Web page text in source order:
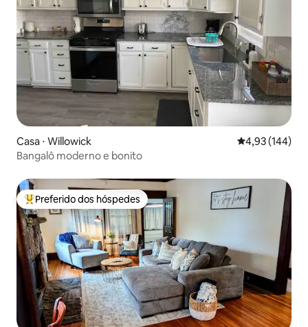
Casa ⋅ Willowick 4,93 de uma
4,93 (144)
Bangalô moderno e bonito
Entre os melhores preferidos dos hóspedes
Preferido dos hóspedes